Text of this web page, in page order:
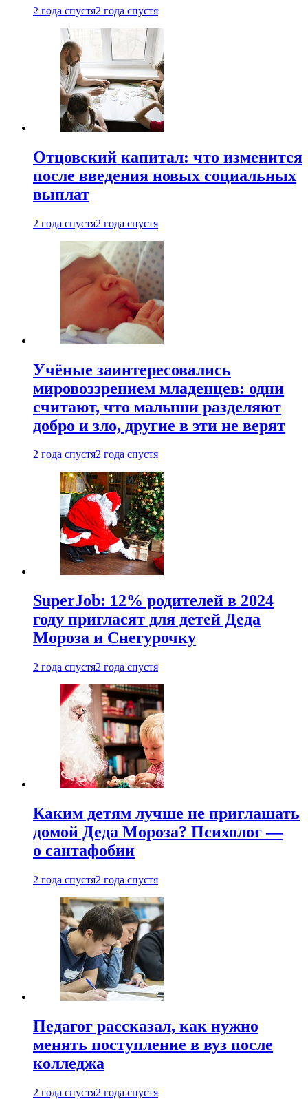
2 года спустя2 года спустя
Отцовский капитал: что изменится
после введения новых социальных
выплат
2 года спустя2 года спустя
Учёные заинтересовались
мировоззрением младенцев: одни
считают, что малыши разделяют
добро и зло, другие в эти не верят
2 года спустя2 года спустя
SuperJob: 12% родителей в 2024
году пригласят для детей Деда
Мороза и Снегурочку
2 года спустя2 года спустя
Каким детям лучше не приглашать
домой Деда Мороза? Психолог —
о сантафобии
2 года спустя2 года спустя
Педагог рассказал, как нужно
менять поступление в вуз после
колледжа
2 года спустя2 года спустя